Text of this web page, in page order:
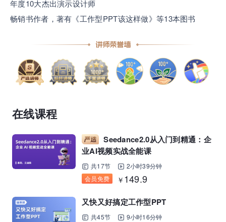
三节课X工信部AI岗位能力认证 · 全国合伙人招
年度10大杰出演示设计师
畅销书作者，著有《工作型PPT该这样做》等13本图书
在线课程
Seedance2.0从入门到精通：企
业AI视频实战全能课
共17节
2小时39分钟
会员免费
￥ 149.9
又快又好搞定工作型PPT
共45节
9小时16分钟